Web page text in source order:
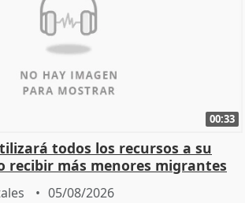
00:33
todos los recursos a su
recibir más menores migrantes
05/08/2026